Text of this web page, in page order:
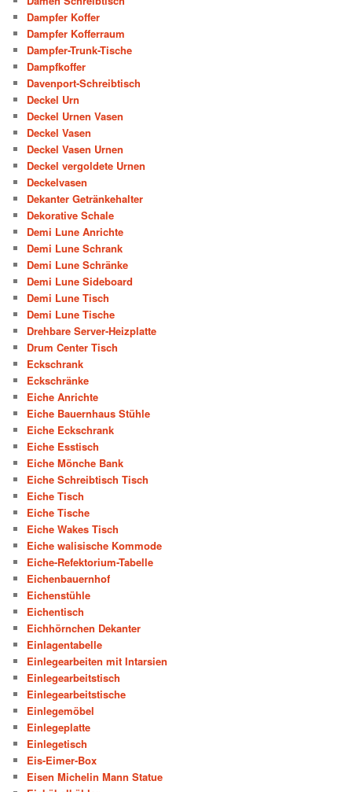
Dampfer Koffer
Dampfer Kofferraum
Dampfer-Trunk-Tische
Dampfkoffer
Davenport-Schreibtisch
Deckel Urn
Deckel Urnen Vasen
Deckel Vasen
Deckel Vasen Urnen
Deckel vergoldete Urnen
Deckelvasen
Dekanter Getränkehalter
Dekorative Schale
Demi Lune Anrichte
Demi Lune Schrank
Demi Lune Schränke
Demi Lune Sideboard
Demi Lune Tisch
Demi Lune Tische
Drehbare Server-Heizplatte
Drum Center Tisch
Eckschrank
Eckschränke
Eiche Anrichte
Eiche Bauernhaus Stühle
Eiche Eckschrank
Eiche Esstisch
Eiche Mönche Bank
Eiche Schreibtisch Tisch
Eiche Tisch
Eiche Tische
Eiche Wakes Tisch
Eiche walisische Kommode
Eiche-Refektorium-Tabelle
Eichenbauernhof
Eichenstühle
Eichentisch
Eichhörnchen Dekanter
Einlagentabelle
Einlegearbeiten mit Intarsien
Einlegearbeitstisch
Einlegearbeitstische
Einlegemöbel
Einlegeplatte
Einlegetisch
Eis-Eimer-Box
Eisen Michelin Mann Statue